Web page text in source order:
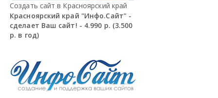
Создать сайт в Красноярский край
Красноярский край "Инфо.Сайт" -
сделает Ваш сайт! - 4.990 р. (3.500
р. в год)